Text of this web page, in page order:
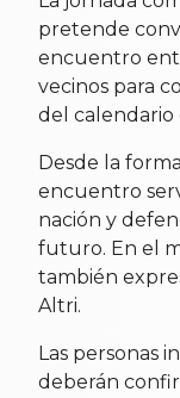
pretende
encuentro
vecinos para
del calendario
Desde la
encuentro
nación y
futuro. En el
también
Altri.
Las personas
deberán